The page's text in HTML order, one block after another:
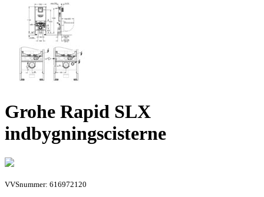
Grohe Rapid SLX
indbygningscisterne
VVSnummer: 616972120